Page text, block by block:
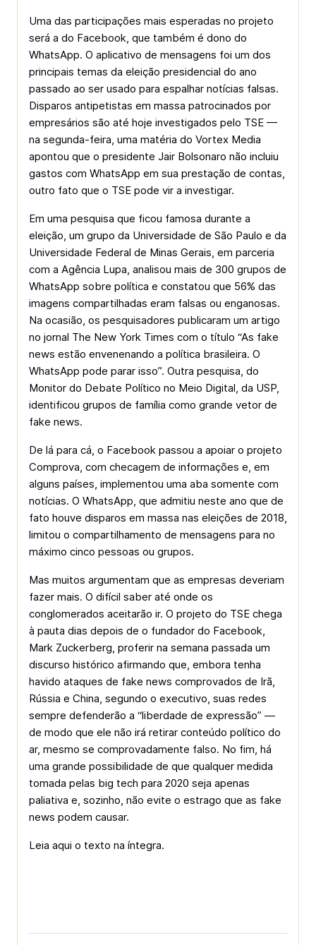
Uma das participações mais esperadas no projeto
será a do Facebook, que também é dono do
WhatsApp. O aplicativo de mensagens foi um dos
principais temas da eleição presidencial do ano
passado ao ser usado para espalhar notícias falsas.
Disparos antipetistas em massa patrocinados por
empresários são até hoje investigados pelo TSE —
na segunda-feira, uma matéria do Vortex Media
apontou que o presidente Jair Bolsonaro não incluiu
gastos com WhatsApp em sua prestação de contas,
outro fato que o TSE pode vir a investigar.
Em uma pesquisa que ficou famosa durante a
eleição, um grupo da Universidade de São Paulo e da
Universidade Federal de Minas Gerais, em parceria
com a Agência Lupa, analisou mais de 300 grupos de
WhatsApp sobre política e constatou que 56% das
imagens compartilhadas eram falsas ou enganosas.
Na ocasião, os pesquisadores publicaram um artigo
no jornal The New York Times com o título “As fake
news estão envenenando a política brasileira. O
WhatsApp pode parar isso”. Outra pesquisa, do
Monitor do Debate Político no Meio Digital, da USP,
identificou grupos de família como grande vetor de
fake news.
De lá para cá, o Facebook passou a apoiar o projeto
Comprova, com checagem de informações e, em
alguns países, implementou uma aba somente com
notícias. O WhatsApp, que admitiu neste ano que de
fato houve disparos em massa nas eleições de 2018,
limitou o compartilhamento de mensagens para no
máximo cinco pessoas ou grupos.
Mas muitos argumentam que as empresas deveriam
fazer mais. O difícil saber até onde os
conglomerados aceitarão ir. O projeto do TSE chega
à pauta dias depois de o fundador do Facebook,
Mark Zuckerberg, proferir na semana passada um
discurso histórico afirmando que, embora tenha
havido ataques de fake news comprovados de Irã,
Rússia e China, segundo o executivo, suas redes
sempre defenderão a “liberdade de expressão” —
de modo que ele não irá retirar conteúdo político do
ar, mesmo se comprovadamente falso. No fim, há
uma grande possibilidade de que qualquer medida
tomada pelas big tech para 2020 seja apenas
paliativa e, sozinho, não evite o estrago que as fake
news podem causar.
Leia aqui o texto na íntegra.